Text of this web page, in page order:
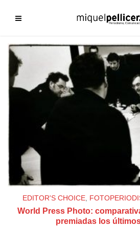
EDITOR'S CHOICE,
World Press Photo:
premiadas los